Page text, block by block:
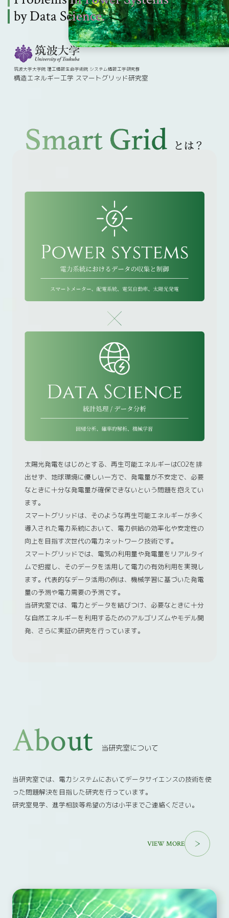
INFO
CONTACT
by Data Science.
筑波大学大学院 理工情報生命学術院 システム情報工学研究群
構造エネルギー工学 スマートグリッド研究室
by Data Science.
太陽光発電をはじめとする、再生可能エネルギーはCO2を排
出せず、地球環境に優しい一方で、発電量が不安定で、必要
なときに十分な発電量が確保できないという問題を抱えてい
ます。
スマートグリッドは、そのような再生可能エネルギーが多く
導入された電力系統において、電力供給の効率化や安定性の
向上を目指す次世代の電力ネットワーク技術です。
スマートグリッドでは、電気の利用量や発電量をリアルタイ
ムで把握し、そのデータを活用して電力の有効利用を実現し
ます。代表的なデータ活用の例は、機械学習に基づいた発電
量の予測や電力需要の予測です。
当研究室では、電力とデータを結びつけ、必要なときに十分
な自然エネルギーを利用するためのアルゴリズムやモデル開
発、さらに実証の研究を行っています。
当研究室について
当研究室では、電力システムにおいてデータサイエンスの技術を使
った問題解決を目指した研究を行っています。
研究室見学、進学相談等希望の方は小平までご連絡ください。
VIEW MORE